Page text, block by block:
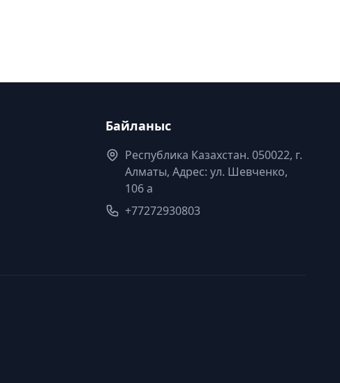
Байланыс
Республика Казахстан. 050022, г.
Алматы, Адрес: ул. Шевченко,
106 а
+77272930803